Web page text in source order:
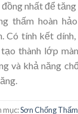
nhất để
thấm hoàn
Có tính kết
thành lớp
và khả năng
mục:Sơn Chống Thấm